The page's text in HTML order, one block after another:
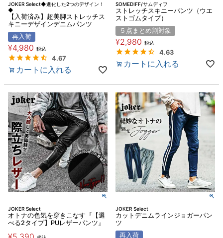
JOKER Select◆進化した2つのデザイン！
◆
【入荷済み】超美脚ストレッチス
キニーデザインデニムパンツ
再入荷
¥4,980 税込
4.67
カートに入れる
SOMEDIFF/サムディフ
ストレッチスキニーパンツ（ウエ
ストゴムタイプ）
５点まとめ割対象
¥2,980 税込
4.63
カートに入れる
JOKER Select
オトナの色気を穿きこなす『【選
べる2タイプ】PUレザーパンツ』
JOKER Select
カットデニムラインジョガーパン
ツ
再入荷